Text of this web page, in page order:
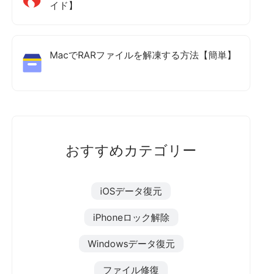
イド】
MacでRARファイルを解凍する方法【簡単】
おすすめカテゴリー
iOSデータ復元
iPhoneロック解除
Windowsデータ復元
ファイル修復